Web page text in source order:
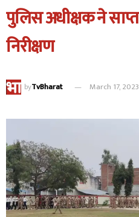
पुलिस अधीक्षक ने
निरीक्षण
byTvBharat March 17, 2023